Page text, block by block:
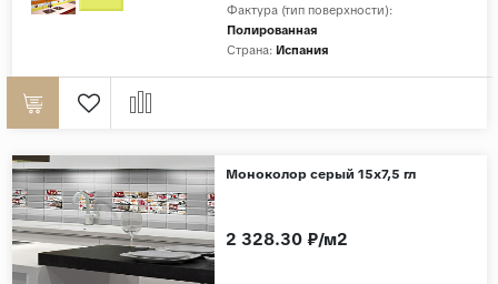
Фактура (тип поверхности):
Полированная
Страна: Испания
Моноколор серый 15х7,5 гл
2 328.30 ₽/м2